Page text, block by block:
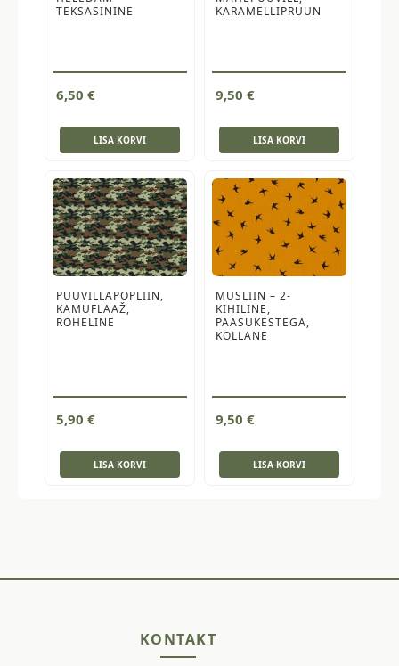
TEKSASININE
6,50 €
LISA KORVI
KARAMELLIPRUUN
9,50 €
LISA KORVI
PUUVILLAPOPLIIN,
KAMUFLAAŽ,
ROHELINE
5,90 €
LISA KORVI
MUSLIIN – 2-
KIHILINE,
PÄÄSUKESTEGA,
KOLLANE
9,50 €
LISA KORVI
KONTAKT